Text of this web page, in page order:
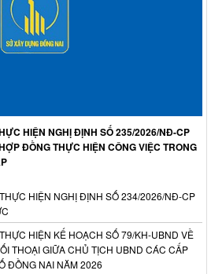
HIỆN NGHỊ ĐỊNH SỐ 235/2026/NĐ-CP
ĐỒNG THỰC HIỆN CÔNG VIỆC TRONG
HIỆN NGHỊ ĐỊNH SỐ 234/2026/NĐ-CP
HIỆN KẾ HOẠCH SỐ 79/KH-UBND VỀ
THOẠI GIỮA CHỦ TỊCH UBND CÁC CẤP
ĐỒNG NAI NĂM 2026